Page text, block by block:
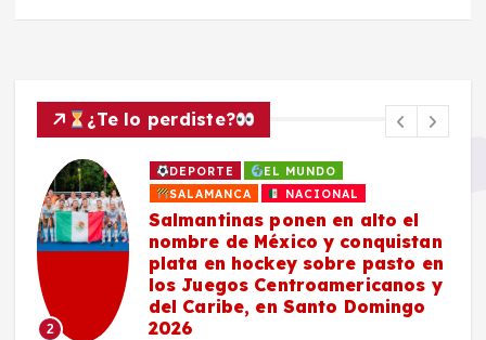
¿Te lo perdiste?
2
DEPORTE
EL MUNDO
SALAMANCA
NACIONAL
Salmantinas ponen en alto el
nombre de México y conquistan
plata en hockey sobre pasto en
los Juegos Centroamericanos y
del Caribe, en Santo Domingo
2026